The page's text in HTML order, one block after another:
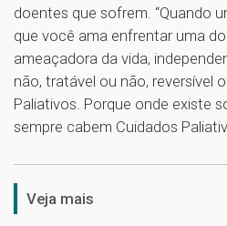
doentes que sofrem. “Quando
que você ama enfrentar uma
ameaçadora da vida,
não, tratável ou não, reversível
Paliativos. Porque onde existe
sempre cabem Cuidados
1
Veja mais